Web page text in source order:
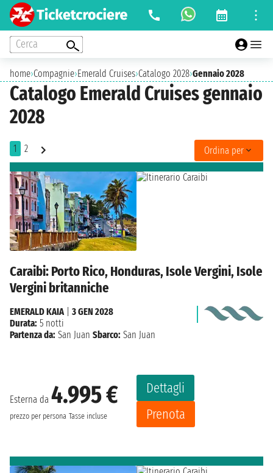
Cerca
home›Compagnie›Emerald Cruises›Catalogo 2028›Gennaio 2028
Catalogo Emerald Cruises gennaio
2028
1 2 Ordina per
Caraibi: Porto Rico, Honduras, Isole Vergini, Isole
Vergini britanniche
Esterna da 4.995 €
prezzo per persona Tasse incluse
Dettagli
Prenota
EMERALD KAIA
3 GEN 2028
Durata: 5 notti
Partenza da: San Juan Sbarco: San Juan